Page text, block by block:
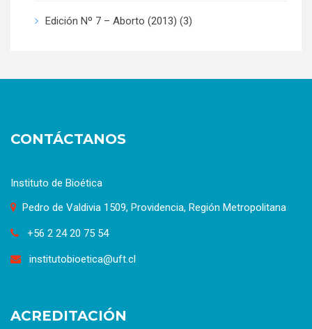
Edición Nº 7 – Aborto (2013) (3)
CONTÁCTANOS
Instituto de Bioética
Pedro de Valdivia 1509, Providencia, Región Metropolitana
+56 2 24 20 75 54
institutobioetica@uft.cl
ACREDITACIÓN